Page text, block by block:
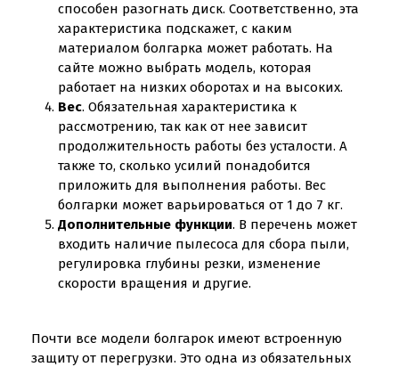
способен разогнать диск. Соответственно, эта
характеристика подскажет, с каким
материалом болгарка может работать. На
сайте можно выбрать модель, которая
работает на низких оборотах и на высоких.
Вес. Обязательная характеристика к
рассмотрению, так как от нее зависит
продолжительность работы без усталости. А
также то, сколько усилий понадобится
приложить для выполнения работы. Вес
болгарки может варьироваться от 1 до 7 кг.
Дополнительные функции. В перечень может
входить наличие пылесоса для сбора пыли,
регулировка глубины резки, изменение
скорости вращения и другие.
Почти все модели болгарок имеют встроенную
защиту от перегрузки. Это одна из обязательных